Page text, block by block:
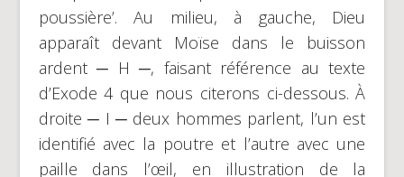
poussière’. Au milieu, à gauche, Dieu
apparaît devant Moïse dans le buisson
ardent ─ H ─, faisant référence au texte
d’Exode 4 que nous citerons ci-dessous. À
droite ─ I ─ deux hommes parlent, l’un est
identifié avec la poutre et l’autre avec une
paille dans l’œil, en illustration de la